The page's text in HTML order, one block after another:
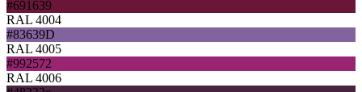
#691639
RAL 4004
#83639D
RAL 4005
#992572
RAL 4006